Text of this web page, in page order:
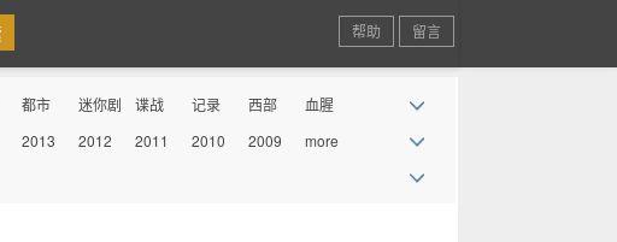
帮助 留言
都市 迷你剧 谍战 记录 西部 血腥
传记 丧尸
情景喜
2013 2012 2011 2010 2009
more